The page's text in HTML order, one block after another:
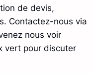
de devis,
Contactez-nous via
nous voir
vert pour discuter